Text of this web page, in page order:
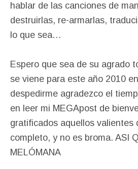
hablar de las canciones de
destruirlas, re-armarlas,
lo que sea…
Espero que sea de su agrado
se viene para este año 2010
despedirme agradezco el
en leer mi MEGApost de
gratificados aquellos valientes
completo, y no es broma. ASI
MELÓMANA